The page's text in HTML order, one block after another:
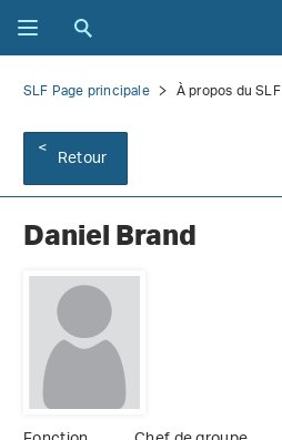
SLF Page principale À propos du SLF
Retour
Daniel Brand